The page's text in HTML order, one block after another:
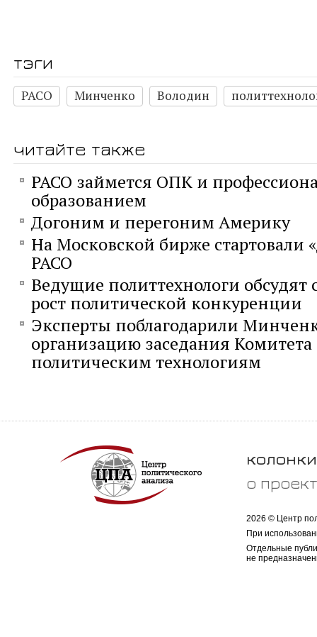
тэги
РАСО Минченко Володин
читайте также
РАСО займется ОПК и
образованием
Догоним и перегоним Америку
На Московской бирже стартовали
РАСО
Ведущие политтехнологи обсудят
рост политической конкуренции
Эксперты поблагодарили
организацию заседания
политическим технологиям
колонки
о
2026 © Центр
При
Отдельные
не